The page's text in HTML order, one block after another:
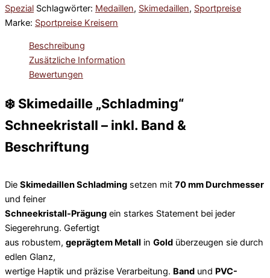
Spezial Schlagwörter: Medaillen, Skimedaillen, Sportpreise
Marke: Sportpreise Kreisern
Beschreibung
Zusätzliche Information
Bewertungen
❄️ Skimedaille „Schladming“
Schneekristall – inkl. Band &
Beschriftung
Die Skimedaillen Schladming setzen mit 70 mm Durchmesser
und feiner
Schneekristall-Prägung ein starkes Statement bei jeder
Siegerehrung. Gefertigt
aus robustem, geprägtem Metall in Gold überzeugen sie durch
edlen Glanz,
wertige Haptik und präzise Verarbeitung. Band und PVC-